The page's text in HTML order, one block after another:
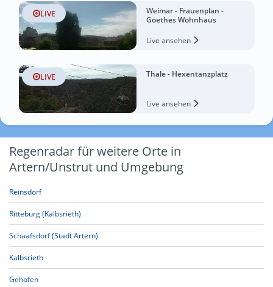
LIVE
Weimar - Frauenplan -
Goethes Wohnhaus
Live ansehen
LIVE Thale - Hexentanzplatz
Live ansehen
Regenradar für weitere Orte in
Artern/Unstrut und Umgebung
Reinsdorf
Ritteburg (Kalbsrieth)
Schaafsdorf (Stadt Artern)
Kalbsrieth
Gehofen